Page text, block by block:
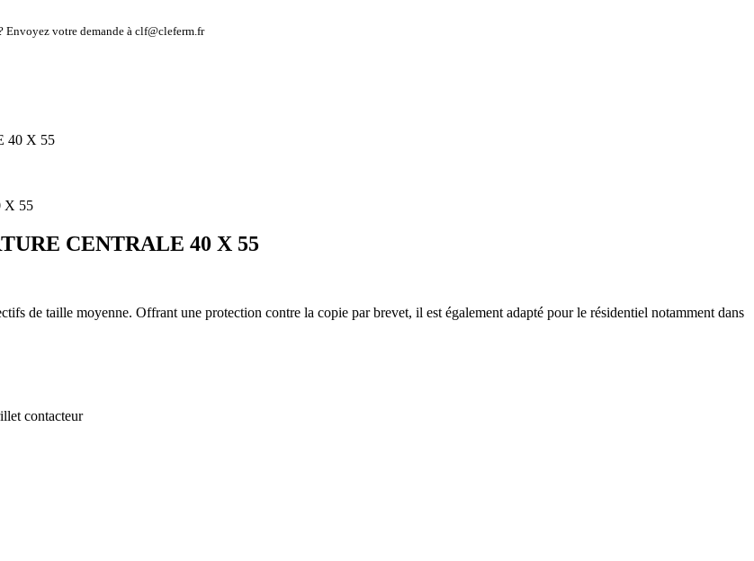
Envoyez votre demande à clf@cleferm.fr
40 X 55
CENTRALE 40 X 55
de taille moyenne. Offrant une protection contre la copie par brevet, il est également adapté pour le résidentiel notamment dans
contacteur